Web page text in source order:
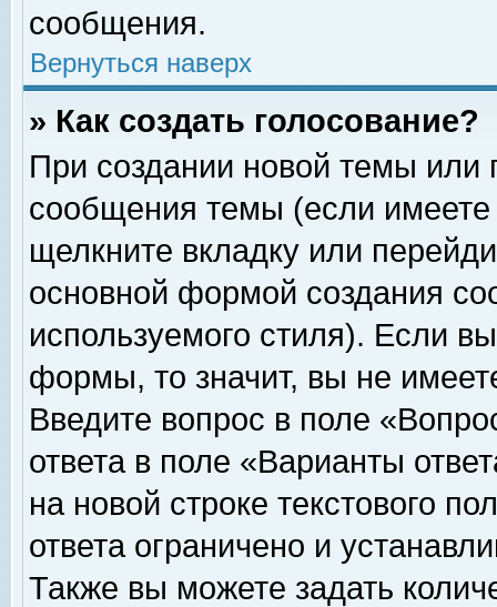
сообщения.
Вернуться наверх
» Как создать голосование?
При создании новой темы или
сообщения темы (если
щелкните вкладку или
основной формой создания
используемого стиля). Если
формы, то значит, вы не
Введите вопрос в поле
ответа в поле «Варианты
на новой строке текстового
ответа ограничено и
Также вы можете задать